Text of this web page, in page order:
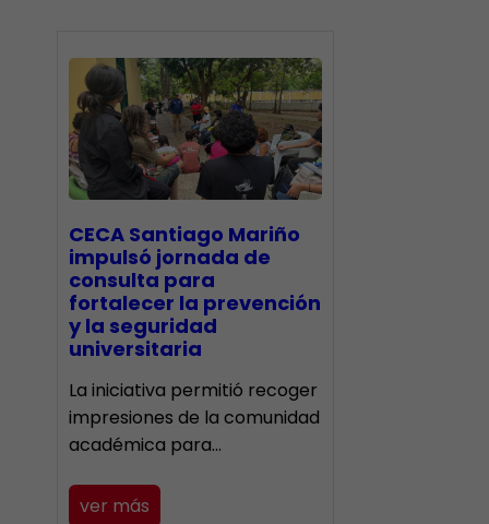
CECA Santiago Mariño
impulsó jornada de
consulta para
fortalecer la prevención
y la seguridad
universitaria
La iniciativa permitió recoger
impresiones de la comunidad
académica para…
ver más